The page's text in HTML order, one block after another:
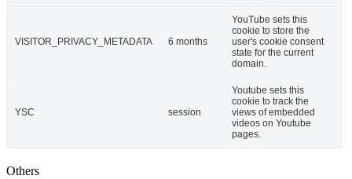
VISITOR_PRIVACY_METADATA 6 months
YouTube sets this
cookie to store the
user's cookie consent
state for the current
domain.
YSC session
Youtube sets this
cookie to track the
views of embedded
videos on Youtube
pages.
Others